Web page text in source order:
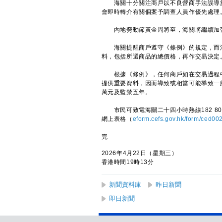
海關十分關注商戶以不良營商手法誤導
會即時轉介有關個案予調查人員作優先處理
內地勞動節黃金周將至，海關將繼續加
海關提醒商戶遵守《條例》的規定，而
料，包括所選商品的總價格，再作交易決定
根據《條例》，任何商戶如在交易過程
提供重要資料，因而導致或相當可能導致
萬元及監禁五年。
市民可致電海關二十四小時熱線182
網上表格（ eform.cefs.gov.hk/form/
完
2026年4月22日（星期三）
香港時間19時13分
新聞資料庫
昨日新聞
即日新聞